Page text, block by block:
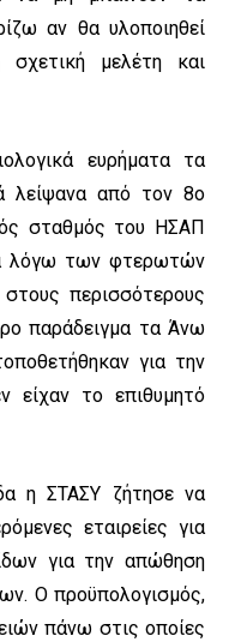
αν θα υλοποιηθεί
μελέτη και
ευρήματα τα
λείψανα από τον 8ο
σταθμός του ΗΣΑΠ
λόγω των φτερωτών
περισσότερους
παράδειγμα τα Άνω
για την
είχαν το επιθυμητό
η ΣΤΑΣΥ ζήτησε να
εταιρείες για
για την απώθηση
Ο προϋπολογισμός,
πάνω στις οποίες